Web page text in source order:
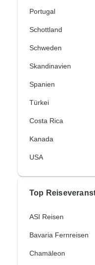
Portugal
Schottland
Schweden
Skandinavien
Spanien
Türkei
Costa Rica
Kanada
USA
Top
ASI Reisen
Bavaria Fernreisen
Chamäleon